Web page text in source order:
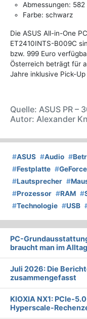
Abmessungen:
Farbe: schwarz
Die ASUS All-in-One
ET2410INTS-B009C
bzw. 999 Euro
Österreich beträgt für
Jahre inklusive Pick-
Quelle: ASUS PR –
Autor: Alexander
#ASUS #Audio #
#Festplatte #GeForce
#Lautsprecher #
#Prozessor #RAM #
#Technologie #USB
PC-
braucht man im
Juli 2026: Die
zusammengefasst
KIOXIA NX1: PCIe-
Hyperscale-